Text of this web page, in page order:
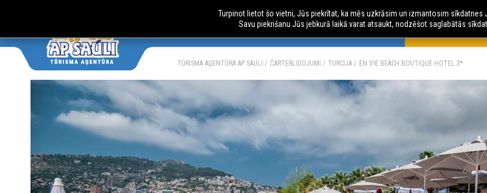
AUTOBUSU CEĻOJUMI AVIO CEĻOJUMI ČARTERLIDOJUMI
TŪRISMA AĢENTŪRA AP SAULI ČARTERLIDOJUMI TURCIJA EN VIE BEACH BOUTIQUE HOTEL 3*
Turpinot lietot šo vietni, Jūs piekrītat, ka mēs uzkrāsim un izmantosim sīkdatnes
Savu piekrišanu Jūs jebkurā laikā varat atsaukt, nodzēšot saglabātās